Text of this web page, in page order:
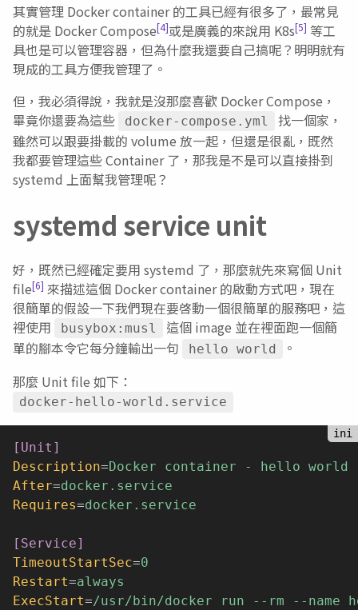
其實管理 Docker container 的工具已經有很多了，最常見
的就是 Docker Compose[4]或是廣義的來說用 K8s[5] 等工
具也是可以管理容器，但為什麼我還要自己搞呢？明明就有
現成的工具方便我管理了。
但，我必須得說，我就是沒那麼喜歡 Docker Compose，
畢竟你還要為這些
docker-compose.yml
找一個家，
雖然可以跟要掛載的 volume 放一起，但還是很亂，既然
我都要管理這些 Container 了，那我是不是可以直接掛到
systemd 上面幫我管理呢？
systemd service unit
好，既然已經確定要用 systemd 了，那麼就先來寫個 Unit
file[6] 來描述這個 Docker container 的啟動方式吧，現在
很簡單的假設一下我們現在要啓動一個很簡單的服務吧，這
裡使用
busybox:musl
這個 image 並在裡面跑一個簡
單的腳本令它每分鐘輸出一句
hello world
。
那麼 Unit file 如下：
docker-hello-world.service
[Unit]
Description=Docker container - hello world
After=docker.service
Requires=docker.service
[Service]
TimeoutStartSec=0
Restart=always
ExecStart=/usr/bin/docker run --rm --name